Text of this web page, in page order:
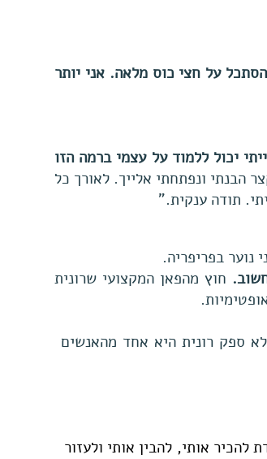
על חצי כוס מלאה. אני יותר
יכול ללמוד על עצמי ברמה הזו
הבנתי ונפתחתי אלייך. לאורך כל
תודה ענקית."
נוער בפריפריה.
חוץ מהפאן המקצועי שרונית
עכשיו, כ-5 שנים לאחר הליווי ללא ספק רונית היא אחד מהאנשים
להכיר אותי, להבין אותי ולעזור